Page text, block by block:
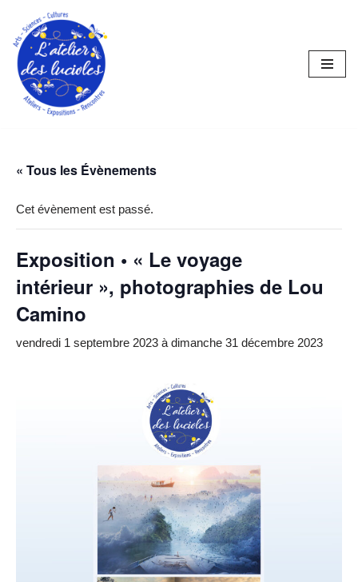
Aller
au
contenu
« Tous les Évènements
Cet évènement est passé.
Exposition • « Le voyage
intérieur », photographies de Lou
Camino
vendredi 1 septembre 2023 àdimanche 31 décembre 2023